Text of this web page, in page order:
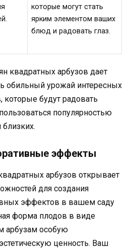
которые могут стать
ярким элементом ваших
блюд и радовать глаз.
квадратных арбузов дает
обильный урожай интересных
будут радовать
популярностью
эффекты
арбузов открывает
для создания
эффектов в вашем саду
форма плодов в виде
арбузам особую
ценность. Ваш